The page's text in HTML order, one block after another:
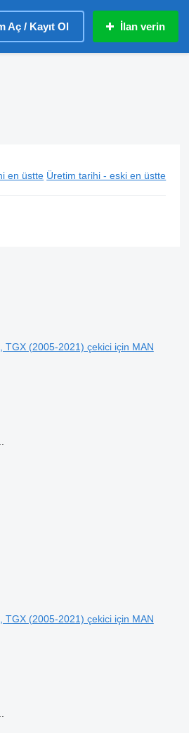
Aç / Kayıt Ol İlan verin
en üstte Üretim tarihi - eski en üstte
TGX (2005-2021) çekici için MAN
TGX (2005-2021) çekici için MAN